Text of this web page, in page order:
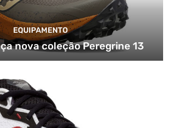
EQUIPAMENTO
nova coleção Peregrine 13